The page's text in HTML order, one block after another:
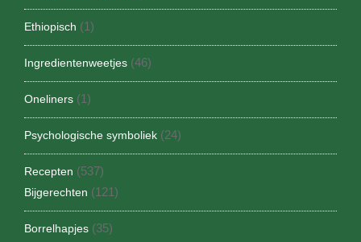
Ethiopisch (1)
Ingredientenweetjes (46)
Oneliners (1)
Psychologische symboliek (24)
Recepten (537)
Bijgerechten (121)
Borrelhapjes (35)